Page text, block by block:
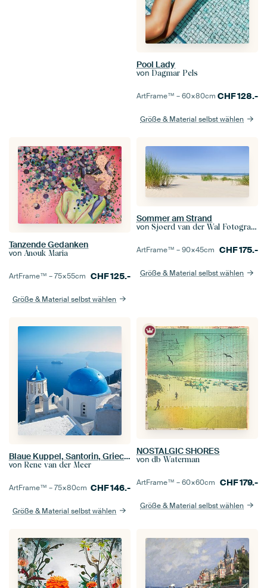
Pool Lady
von Dagmar Pels
ArtFrame™ –60×80cm CHF128.-
Größe & Material selbst wählen
Tanzende Gedanken
von Anouk Maria
ArtFrame™ –75×55cm CHF125.-
Größe & Material selbst wählen
Sommer am Strand
von Sjoerd van der Wal Fotografie
ArtFrame™ –90×45cm CHF175.-
Größe & Material selbst wählen
Blaue Kuppel, Santorin, Griechenland
von Rene van der Meer
ArtFrame™ –75×80cm CHF146.-
Größe & Material selbst wählen
NOSTALGIC SHORES
von db Waterman
ArtFrame™ –60×60cm CHF179.-
Größe & Material selbst wählen